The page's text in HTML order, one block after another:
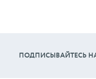
ПОДПИСЫВАЙТЕСЬ